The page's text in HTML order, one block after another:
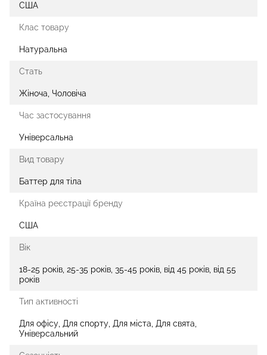
США
Клас товару
Натуральна
Стать
Жіноча, Чоловіча
Час застосування
Універсальна
Вид товару
Баттер для тіла
Країна реєстрації бренду
США
Вік
18-25 років, 25-35 років, 35-45 років, від 45 років, від 55
років
Тип активності
Для офісу, Для спорту, Для міста, Для свята,
Універсальний